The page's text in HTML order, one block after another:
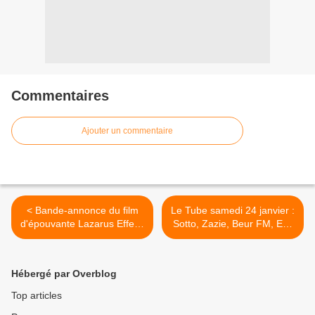
Commentaires
Ajouter un commentaire
< Bande-annonce du film
d'épouvante Lazarus Effect,
avec Olivia Wilde.
Le Tube samedi 24 janvier :
Sotto, Zazie, Beur FM, Eric
et Quentin. >
Hébergé par Overblog
Top articles